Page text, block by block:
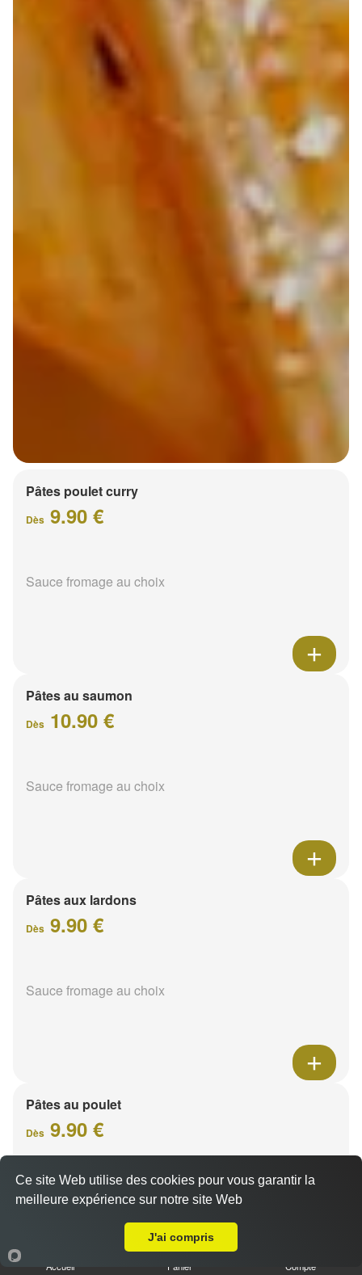
Pâtes poulet curry
Dès 9.90 €
Sauce fromage au choix
Pâtes au saumon
Dès 10.90 €
Sauce fromage au choix
Pâtes aux lardons
Dès 9.90 €
Sauce fromage au choix
Pâtes au poulet
Dès 9.90 €
Sauce fromage au choix
Accueil Panier Compte
Ce site Web utilise des cookies pour vous garantir la
meilleure expérience sur notre site Web
J'ai compris